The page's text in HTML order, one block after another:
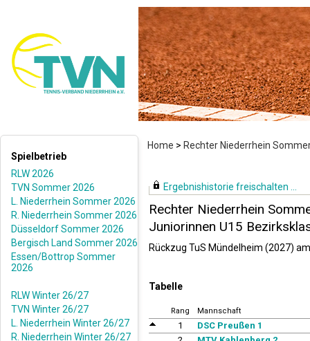
Home > Rechter Niederrhein
Spielbetrieb
RLW 2026
TVN Sommer 2026
L. Niederrhein Sommer 2026
R. Niederrhein Sommer 2026
Düsseldorf Sommer 2026
Bergisch Land Sommer 2026
Essen/Bottrop Sommer
2026
RLW Winter 26/27
TVN Winter 26/27
L. Niederrhein Winter 26/27
R. Niederrhein Winter 26/27
Ergebnishistorie freischalten ...
Rechter Niederrhein
Juniorinnen U15
Rückzug TuS Mündelheim (2027)
Tabelle
Rang Mannschaft
1
DSC Preußen 1